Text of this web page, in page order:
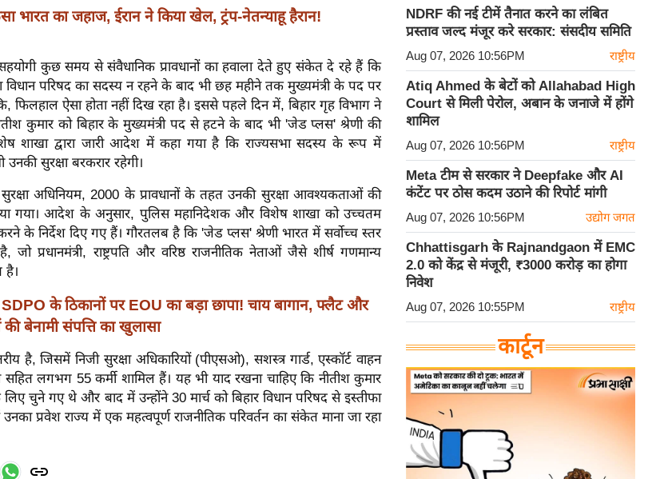
भारत का जहाज, ईरान ने किया खेल, ट्रंप-नेतन्याहू हैरान!
कुछ समय से संवैधानिक प्रावधानों का हवाला देते हुए संकेत दे रहे हैं कि
विधान परिषद का सदस्य न रहने के बाद भी छह महीने तक मुख्यमंत्री के पद पर
फिलहाल ऐसा होता नहीं दिख रहा है। इससे पहले दिन में, बिहार गृह विभाग ने
कुमार को बिहार के मुख्यमंत्री पद से हटने के बाद भी 'जेड प्लस' श्रेणी की
शाखा द्वारा जारी आदेश में कहा गया है कि राज्यसभा सदस्य के रूप में
सुरक्षा बरकरार रहेगी।
अधिनियम, 2000 के प्रावधानों के तहत उनकी सुरक्षा आवश्यकताओं की
गया। आदेश के अनुसार, पुलिस महानिदेशक और विशेष शाखा को उच्चतम
करने के निर्देश दिए गए हैं। गौरतलब है कि 'जेड प्लस' श्रेणी भारत में सर्वोच्च स्तर
जो प्रधानमंत्री, राष्ट्रपति और वरिष्ठ राजनीतिक नेताओं जैसे शीर्ष गणमान्य
है।
SDPO के ठिकानों पर EOU का बड़ा छापा! चाय बागान, फ्लैट और
बेनामी संपत्ति का खुलासा
है, जिसमें निजी सुरक्षा अधिकारियों (पीएसओ), सशस्त्र गार्ड, एस्कॉर्ट वाहन
सहित लगभग 55 कर्मी शामिल हैं। यह भी याद रखना चाहिए कि नीतीश कुमार
चुने गए थे और बाद में उन्होंने 30 मार्च को बिहार विधान परिषद से इस्तीफा
प्रवेश राज्य में एक महत्वपूर्ण राजनीतिक परिवर्तन का संकेत माना जा रहा
NDRF की नई टीमें तैनात करने का लंबित
प्रस्ताव जल्द मंजूर करे सरकार: संसदीय समिति
Aug 07, 2026 10:56PM राष्ट्रीय
Atiq Ahmed के बेटों को Allahabad High
Court से मिली पेरोल, अबान के जनाजे में होंगे
शामिल
Aug 07, 2026 10:56PM राष्ट्रीय
Meta टीम से सरकार ने Deepfake और AI
कंटेंट पर ठोस कदम उठाने की रिपोर्ट मांगी
Aug 07, 2026 10:56PM उद्योग जगत
Chhattisgarh के Rajnandgaon में EMC
2.0 को केंद्र से मंजूरी, ₹3000 करोड़ का होगा
निवेश
Aug 07, 2026 10:55PM राष्ट्रीय
कार्टून